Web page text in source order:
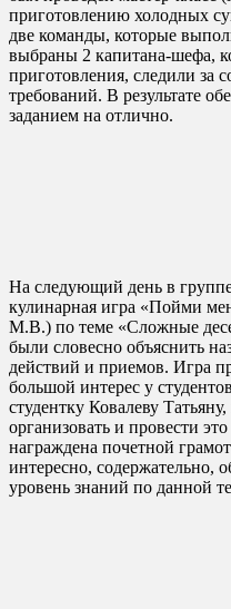
приготовлению холодных
две команды, которые
выбраны 2 капитана-шефа,
приготовления, следили за
требований. В результате
заданием на отлично.
На следующий день в
кулинарная игра «Пойми
М.В.) по теме «Сложные
были словесно объяснить
действий и приемов. Игра
большой интерес у
студентку Ковалеву
организовать и провести
награждена почетной
интересно, содержательно,
уровень знаний по данной